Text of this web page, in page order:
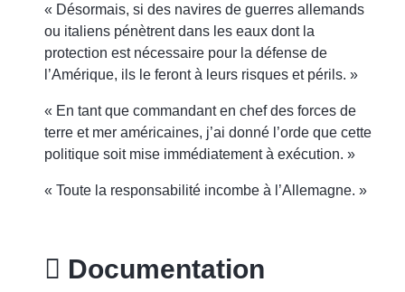
« Désormais, si des navires de guerres allemands
ou italiens pénètrent dans les eaux dont la
protection est nécessaire pour la défense de
l’Amérique, ils le feront à leurs risques et périls. »
« En tant que commandant en chef des forces de
terre et mer américaines, j’ai donné l’orde que cette
politique soit mise immédiatement à exécution. »
« Toute la responsabilité incombe à l’Allemagne. »
Documentation